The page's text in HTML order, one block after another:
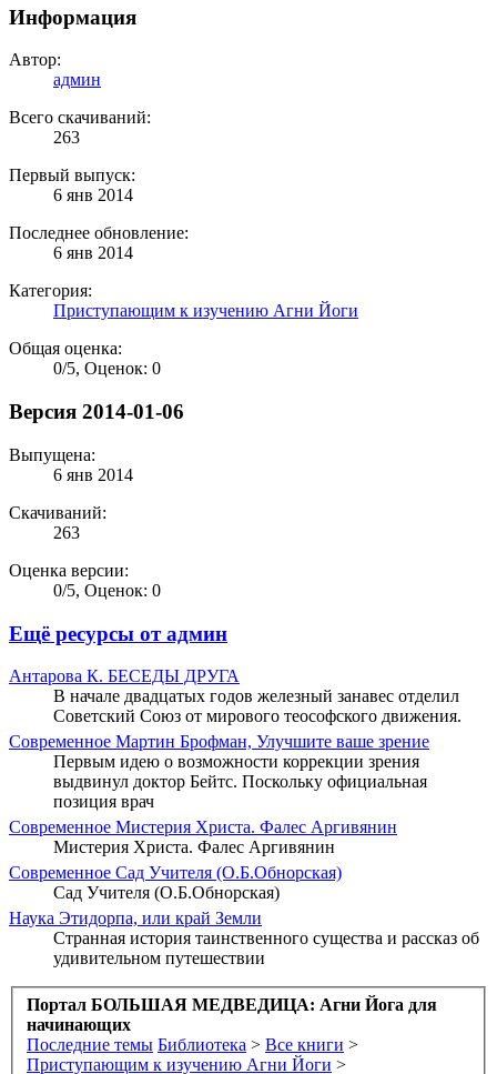
Информация
Автор:
админ
Всего скачиваний:
263
Первый выпуск:
6 янв 2014
Последнее обновление:
6 янв 2014
Категория:
Приступающим к изучению Агни Йоги
Общая оценка:
0/5, Оценок: 0
Версия 2014-01-06
Выпущена:
6 янв 2014
Скачиваний:
263
Оценка версии:
0/5, Оценок: 0
Ещё ресурсы от админ
Антарова К. БЕСЕДЫ ДРУГА
В начале двадцатых годов железный занавес отделил
Советский Союз от мирового теософского движения.
Современное Мартин Брофман, Улучшите ваше зрение
Первым идею о возможности коррекции зрения
выдвинул доктор Бейтс. Поскольку официальная
позиция врач
Современное Мистерия Христа. Фалес Аргивянин
Мистерия Христа. Фалес Аргивянин
Современное Сад Учителя (О.Б.Обнорская)
Сад Учителя (О.Б.Обнорская)
Наука Этидорпа, или край Земли
Странная история таинственного существа и рассказ об
удивительном путешествии
Портал БОЛЬШАЯ МЕДВЕДИЦА: Агни Йога для
начинающих
Последние темы Библиотека > Все книги >
Приступающим к изучению Агни Йоги >